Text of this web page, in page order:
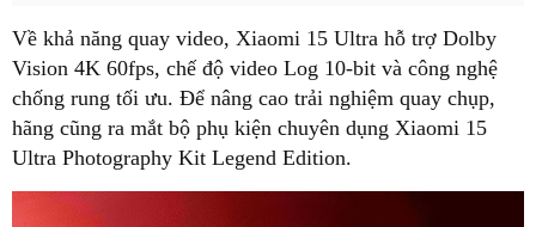
Về khả năng quay video, Xiaomi 15 Ultra hỗ trợ Dolby
Vision 4K 60fps, chế độ video Log 10-bit và công nghệ
chống rung tối ưu. Để nâng cao trải nghiệm quay chụp,
hãng cũng ra mắt bộ phụ kiện chuyên dụng Xiaomi 15
Ultra Photography Kit Legend Edition.